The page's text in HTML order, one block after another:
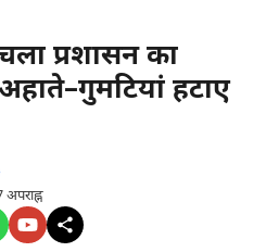
प्रशासन का
हटाए